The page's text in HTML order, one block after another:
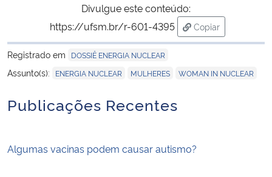
Divulgue este conteúdo:
https://ufsm.br/r-601-4395
Copiar
para área de
Registrado em
DOSSIÊ ENERGIA NUCLEAR
Assunto(s): ENERGIA NUCLEAR MULHERES WOMAN IN NUCLEAR
Publicações Recentes
Algumas vacinas podem causar autismo?